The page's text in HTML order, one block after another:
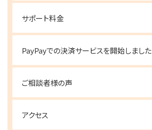
サポート料金
PayPayでの決済サービスを開始しました
ご相談者様の声
アクセス